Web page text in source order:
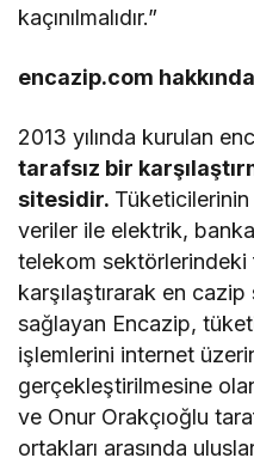
kaçınılmalıdır.”
encazip.com hakkında
2013 yılında kurulan
tarafsız bir
sitesidir.
veriler ile elektrik,
telekom sektörlerindeki
karşılaştırarak en cazip
sağlayan Encazip,
işlemlerini internet
gerçekleştirilmesine
ve Onur Orakçıoğlu
ortakları arasında